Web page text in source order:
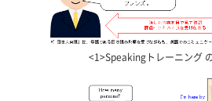
<1>Speakingトレーニング